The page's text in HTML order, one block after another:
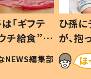
「ギフテ
チ給食”を
#令和の親
NEWS編集部
ひ孫
が、
「涙が
い」